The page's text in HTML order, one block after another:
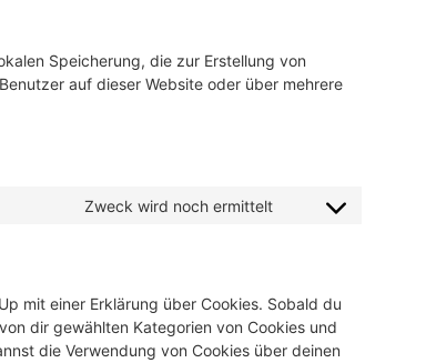
Speicherung, die zur Erstellung von
auf dieser Website oder über mehrere
Zweck wird noch ermittelt
mit einer Erklärung über Cookies. Sobald du
dir gewählten Kategorien von Cookies und
die Verwendung von Cookies über deinen